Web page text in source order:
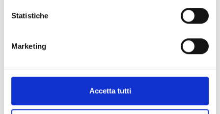
Statistiche
Marketing
Accetta tutti
Cassa di Risparmio di Lucca Massimo Marsili e del
presidente della Camera di Commercio Toscana Nord
istituzionali. Seguirà l’intervento di Massimo Riccaboni,
professore di Economia Applicata e direttore dell’unità di
che crede e investe in una visione innovativa dell’energia